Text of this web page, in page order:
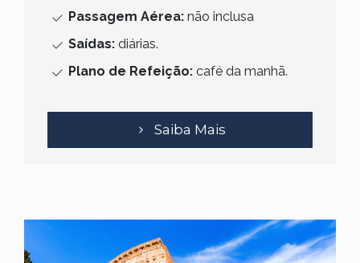
Passagem Aérea:não inclusa
Saídas: diárias.
Plano de Refeição:café da manhã.
Saiba Mais